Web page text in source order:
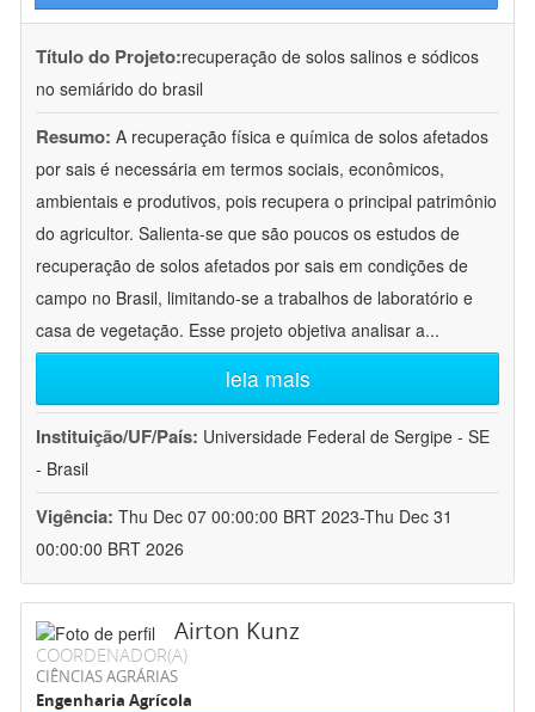
Título do Projeto:recuperação de solos salinos e sódicos
no semiárido do brasil
Resumo: A recuperação física e química de solos afetados
por sais é necessária em termos sociais, econômicos,
ambientais e produtivos, pois recupera o principal patrimônio
do agricultor. Salienta-se que são poucos os estudos de
recuperação de solos afetados por sais em condições de
campo no Brasil, limitando-se a trabalhos de laboratório e
casa de vegetação. Esse projeto objetiva analisar a...
leia mais
Instituição/UF/País: Universidade Federal de Sergipe - SE
- Brasil
Vigência: Thu Dec 07 00:00:00 BRT 2023-Thu Dec 31
00:00:00 BRT 2026
Airton Kunz
COORDENADOR(A)
CIÊNCIAS AGRÁRIAS
Engenharia Agrícola